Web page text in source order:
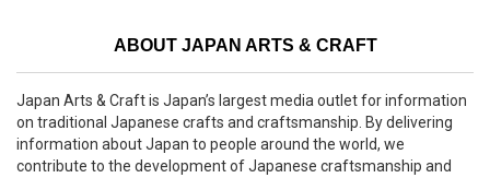
ABOUT JAPAN ARTS & CRAFT
Japan Arts & Craft is Japan’s largest media outlet for information
on traditional Japanese crafts and craftsmanship. By delivering
information about Japan to people around the world, we
contribute to the development of Japanese craftsmanship and